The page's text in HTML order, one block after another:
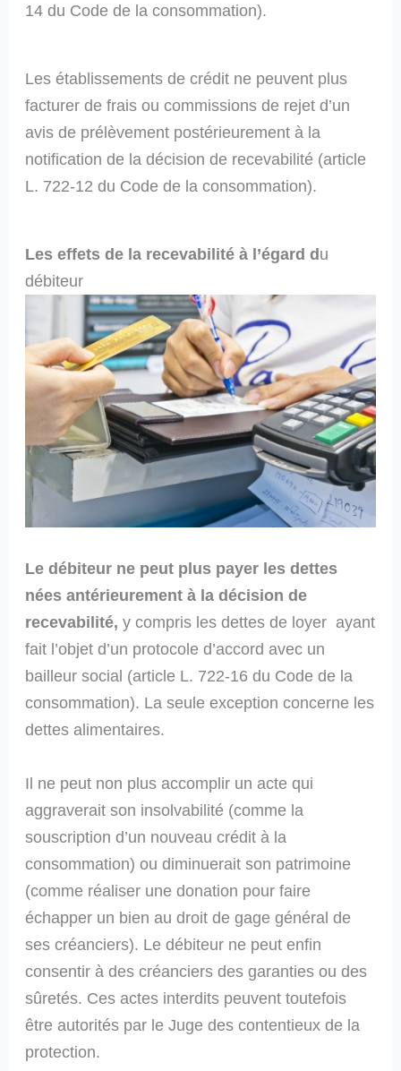
14 du Code de la consommation).
Les établissements de crédit ne peuvent plus
facturer de frais ou commissions de rejet d’un
avis de prélèvement postérieurement à la
notification de la décision de recevabilité (article
L. 722-12 du Code de la consommation).
Les effets de la recevabilité à l’égard du
débiteur
Le débiteur ne peut plus payer les dettes
nées antérieurement à la décision de
recevabilité, y compris les dettes de loyer ayant
fait l’objet d’un protocole d’accord avec un
bailleur social (article L. 722-16 du Code de la
consommation). La seule exception concerne les
dettes alimentaires.
Il ne peut non plus accomplir un acte qui
aggraverait son insolvabilité (comme la
souscription d’un nouveau crédit à la
consommation) ou diminuerait son patrimoine
(comme réaliser une donation pour faire
échapper un bien au droit de gage général de
ses créanciers). Le débiteur ne peut enfin
consentir à des créanciers des garanties ou des
sûretés. Ces actes interdits peuvent toutefois
être autorités par le Juge des contentieux de la
protection.